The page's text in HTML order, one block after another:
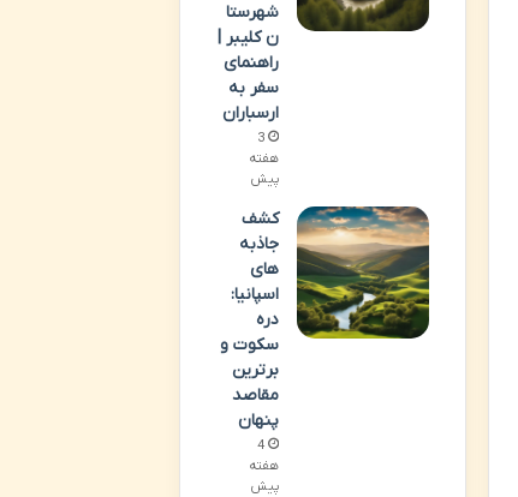
شهرستا
ن کلیبر |
راهنمای
سفر به
ارسباران
3
هفته
پیش
کشف
جاذبه
های
اسپانیا:
دره
سکوت و
برترین
مقاصد
پنهان
4
هفته
پیش